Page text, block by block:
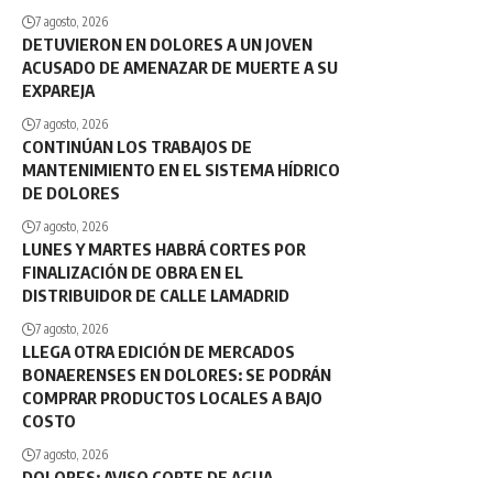
7 agosto, 2026
DETUVIERON EN DOLORES A UN JOVEN
ACUSADO DE AMENAZAR DE MUERTE A SU
EXPAREJA
7 agosto, 2026
CONTINÚAN LOS TRABAJOS DE
MANTENIMIENTO EN EL SISTEMA HÍDRICO
DE DOLORES
7 agosto, 2026
LUNES Y MARTES HABRÁ CORTES POR
FINALIZACIÓN DE OBRA EN EL
DISTRIBUIDOR DE CALLE LAMADRID
7 agosto, 2026
LLEGA OTRA EDICIÓN DE MERCADOS
BONAERENSES EN DOLORES: SE PODRÁN
COMPRAR PRODUCTOS LOCALES A BAJO
COSTO
7 agosto, 2026